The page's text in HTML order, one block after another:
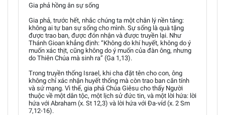
Gia phả hồng ân sự sống
Gia phả, trước hết, nhắc chúng ta một chân lý nền tảng:
không ai tự ban sự sống cho mình. Sự sống là quà tặng
được trao ban, được đón nhận và được truyền lại. Như
Thánh Gioan khẳng định: “Không do khí huyết, không do ý
muốn xác thịt, cũng không do ý muốn của đàn ông, nhưng
do Thiên Chúa mà sinh ra” (Ga 1,13).
Trong truyền thống Israel, khi cha đặt tên cho con, ông
không chỉ xác nhận huyết thống mà còn trao ban căn tính
và sứ mạng. Vì thế, gia phả Chúa Giêsu cho thấy Người
thuộc về một dân tộc, một lịch sử đức tin, và một lời hứa: lời
hứa với Abraham (x. St 12,3) và lời hứa với Đa-víd (x. 2 Sm
7,12-16).